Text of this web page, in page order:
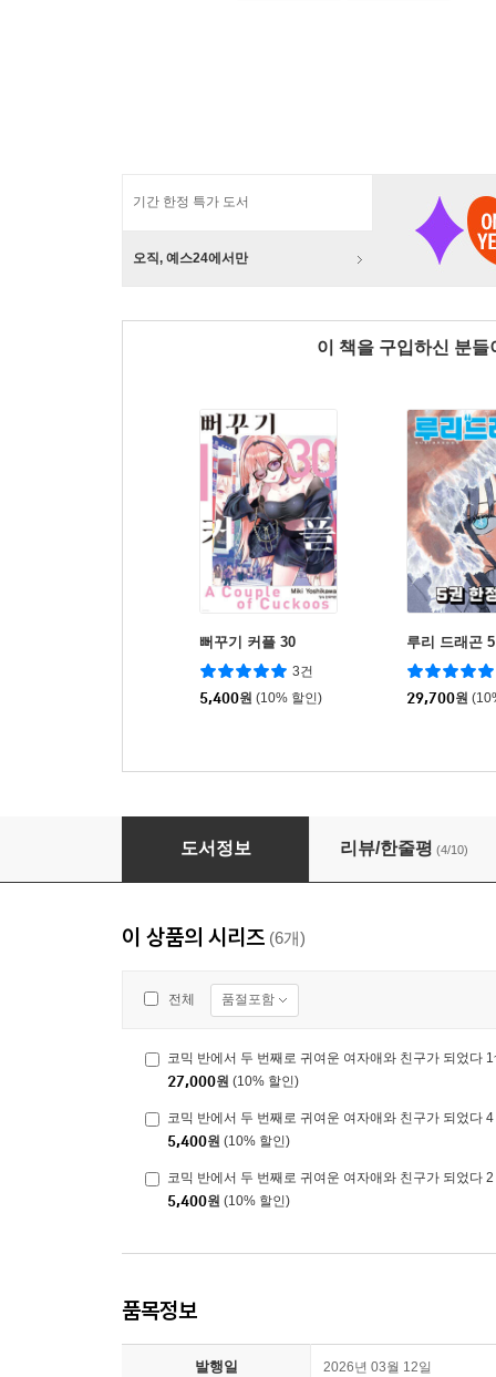
기간 한정 특가 도서
오직, 예스24에서만
이 책을 구입하신 분
뻐꾸기 커플 30
3건
5,400원 (10% 할인)
루리 드래곤
29,700원
코믹 반에서 두 번째로 귀여운 여자애와 친구가
도서정보 리뷰/한줄평 (4/10)
이 상품의 시리즈 (6개)
전체 품절포함
코믹 반에서 두 번째로 귀여운 여자애와 친구가 되었다
27,000원 (10% 할인)
코믹 반에서 두 번째로 귀여운 여자애와 친구가 되었다 4
5,400원 (10% 할인)
코믹 반에서 두 번째로 귀여운 여자애와 친구가 되었다 2
5,400원 (10% 할인)
품목정보
발행일 2026년 03월 12일